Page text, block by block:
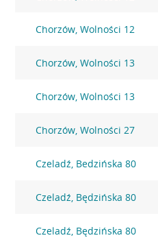
Chorzów, Wolności 12
Chorzów, Wolności 13
Chorzów, Wolności 13
Chorzów, Wolności 27
Czeladź, Bedzińska 80
Czeladź, Będzińska 80
Czeladź, Będzińska 80